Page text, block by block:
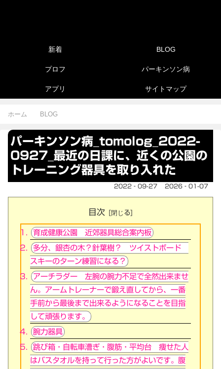
新着 BLOG
プロフ パーキンソン病
アプリ サイトマップ
ホーム BLOG
パーキンソン病_tomolog_2022-
0927_最近の日課に、近くの公園の
トレーニング器具を取り入れた
2022‐09-27 2026‐01-07
目次
育成健康公園 近郊器具総合案内板
多分、銀杏の木？針葉樹？ ツイストボード
スキーのターン練習になる？
アーチラダー 左腕の腕力不足で全然出来ませ
ん。アームトレーナーで鍛え直してから、一番
手前から最後まで出来るようになることを目指
して頑張ります。
腕力器具
跳び箱・自転車漕ぎ・腹筋・平均台 痩せた人
はバスタオルを持って行った方がよいです。腹